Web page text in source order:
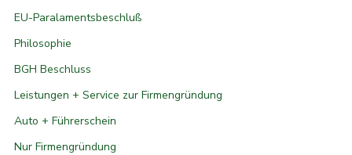
EU-Paralamentsbeschluß
Philosophie
BGH Beschluss
Leistungen + Service zur Firmengründung
Auto + Führerschein
Nur Firmengründung